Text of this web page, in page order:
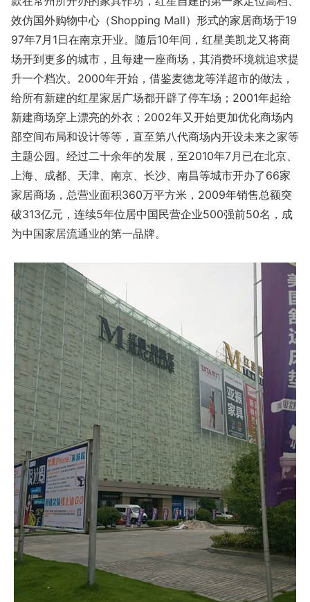
效仿国外购物中心（Shopping Mall）形式的家居商场于19
97年7月1日在南京开业。随后10年间，红星美凯龙又将商
场开到更多的城市，且每建一座商场，其消费环境就追求提
升一个档次。2000年开始，借鉴麦德龙等洋超市的做法，
给所有新建的红星家居广场都开辟了停车场；2001年起给
新建商场穿上漂亮的外衣；2002年又开始更加优化商场内
部空间布局和设计等等，直至第八代商场内开设未来之家等
主题公园。经过二十余年的发展，至2010年7月已在北京、
上海、成都、天津、南京、长沙、南昌等城市开办了66家
家居商场，总营业面积360万平方米，2009年销售总额突
破313亿元，连续5年位居中国民营企业500强前50名，成
为中国家居流通业的第一品牌。